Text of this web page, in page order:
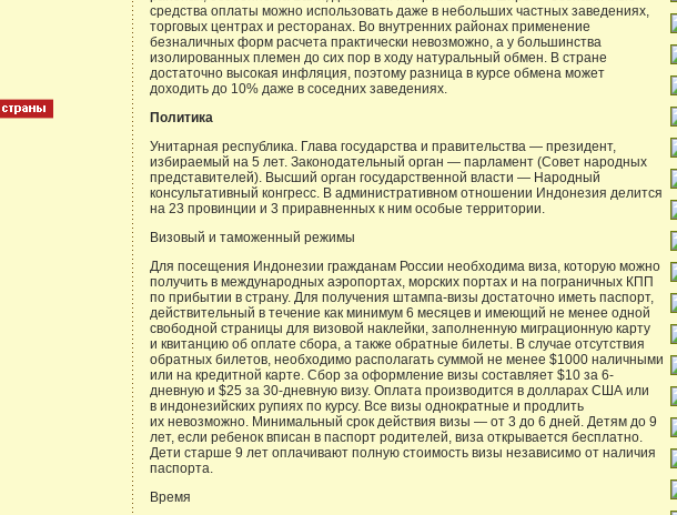
средства оплаты можно использовать даже в небольших частных заведениях,
торговых центрах и ресторанах. Во внутренних районах применение
безналичных форм расчета практически невозможно, а у большинства
изолированных племен до сих пор в ходу натуральный обмен. В стране
достаточно высокая инфляция, поэтому разница в курсе обмена может
доходить до 10% даже в соседних заведениях.
Политика
Унитарная республика. Глава государства и правительства — президент,
избираемый на 5 лет. Законодательный орган — парламент (Совет народных
представителей). Высший орган государственной власти — Народный
консультативный конгресс. В административном отношении Индонезия делится
на 23 провинции и 3 приравненных к ним особые территории.
Визовый и таможенный режимы
Для посещения Индонезии гражданам России необходима виза, которую можно
получить в международных аэропортах, морских портах и на пограничных КПП
по прибытии в страну. Для получения штампа-визы достаточно иметь паспорт,
действительный в течение как минимум 6 месяцев и имеющий не менее одной
свободной страницы для визовой наклейки, заполненную миграционную карту
и квитанцию об оплате сбора, а также обратные билеты. В случае отсутствия
обратных билетов, необходимо располагать суммой не менее $1000 наличными
или на кредитной карте. Сбор за оформление визы составляет $10 за 6-
дневную и $25 за 30-дневную визу. Оплата производится в долларах США или
в индонезийских рупиях по курсу. Все визы однократные и продлить
их невозможно. Минимальный срок действия визы — от 3 до 6 дней. Детям до 9
лет, если ребенок вписан в паспорт родителей, виза открывается бесплатно.
Дети старше 9 лет оплачивают полную стоимость визы независимо от наличия
паспорта.
Время